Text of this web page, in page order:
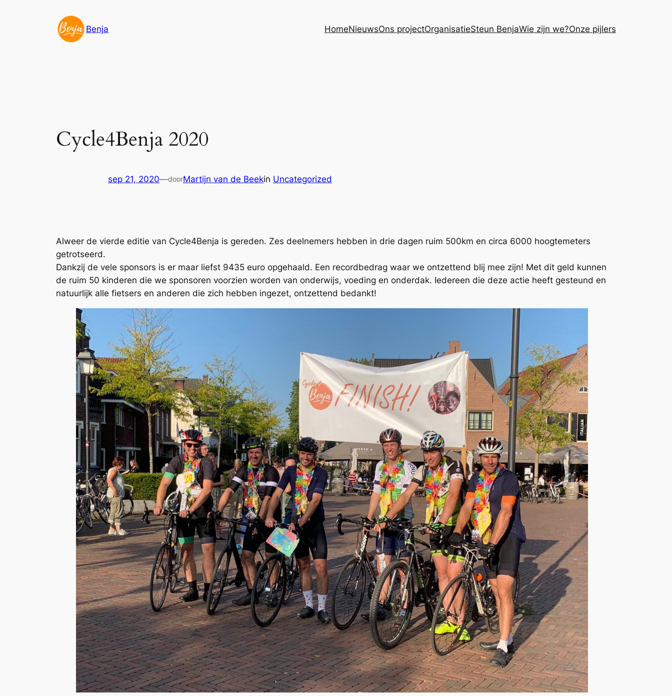
Benja HomeNieuwsOns projectOrganisatieSteun BenjaWie zijn we?Onze pijlers
Cycle4Benja 2020
sep 21, 2020—doorMartijn van de Beekin Uncategorized
Alweer de vierde editie van Cycle4Benja is gereden. Zes deelnemers hebben in drie dagen ruim 500km en circa 6000 hoogtemeters
getrotseerd.
Dankzij de vele sponsors is er maar liefst 9435 euro opgehaald. Een recordbedrag waar we ontzettend blij mee zijn! Met dit geld kunnen
de ruim 50 kinderen die we sponsoren voorzien worden van onderwijs, voeding en onderdak. Iedereen die deze actie heeft gesteund en
natuurlijk alle fietsers en anderen die zich hebben ingezet, ontzettend bedankt!